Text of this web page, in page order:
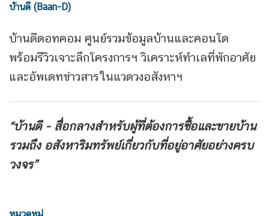
บ้านดี (Baan-D)
บ้านดีดอทคอม ศูนย์รวมข้อมูลบ้านและคอนโด
พร้อมรีวิวเจาะลึกโครงการฯ วิเคราะห์ทำเลที่พักอาศัย
และอัพเดทข่าวสารในแวดวงอสังหาฯ
“บ้านดี - สื่อกลางสำหรับผู้ที่ต้องการซื้อและขายบ้าน
รวมถึง อสังหาริมทรัพย์เกี่ยวกับที่อยู่อาศัยอย่างครบ
วงจร”